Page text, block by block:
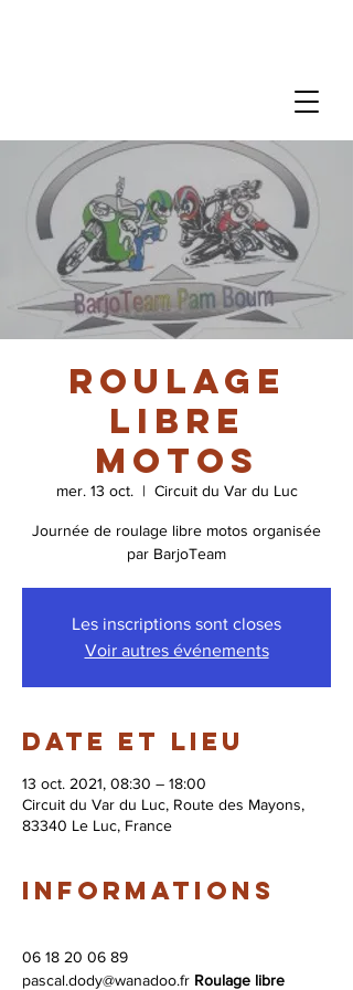
Roulage
libre
motos
mer. 13 oct.
  |
Circuit du Var du Luc
Journée de roulage libre motos organisée
par BarjoTeam
Les inscriptions sont closes
Voir autres événements
Date et lieu
13 oct. 2021, 08:30 – 18:00
Circuit du Var du Luc, Route des Mayons,
83340 Le Luc, France
Informations
06 18 20 06 89
pascal.dody@wanadoo.fr Roulage libre